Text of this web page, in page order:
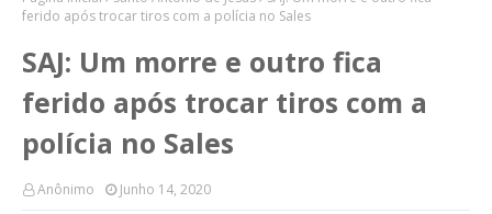
ferido após trocar tiros com a polícia no Sales
SAJ: Um morre e outro fica
ferido após trocar tiros com a
polícia no Sales
Anônimo Junho 14, 2020